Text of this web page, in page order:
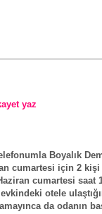
yaz
Boyalık
cumartesi için 2
cumartesi saat
otele
da odanın